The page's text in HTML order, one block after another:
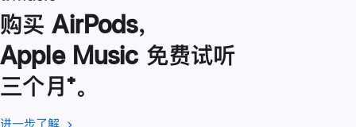
购买 AirPods，
Apple Music 免费试听
三个月脚
注
⁺。
进一步了解 进
(在